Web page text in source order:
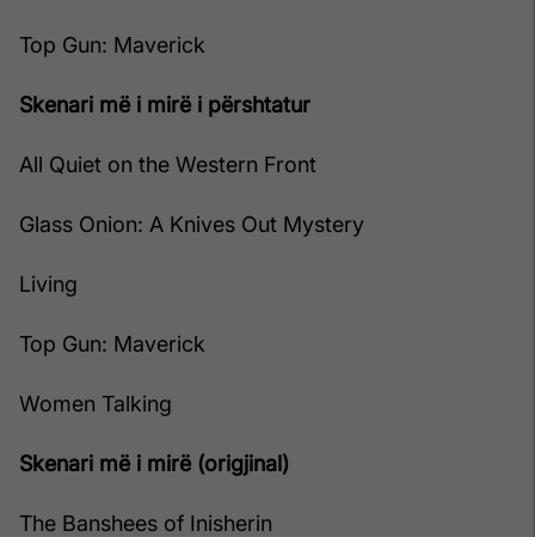
Top Gun: Maverick
Skenari më i mirë i përshtatur
All Quiet on the Western Front
Glass Onion: A Knives Out Mystery
Living
Top Gun: Maverick
Women Talking
Skenari më i mirë (origjinal)
The Banshees of Inisherin